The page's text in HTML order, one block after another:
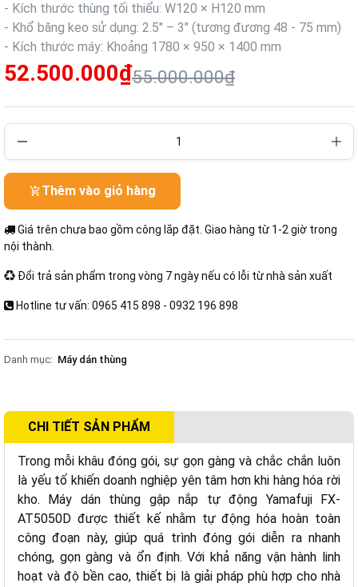
- Kích thước thùng tối thiểu: W120 × H120 mm
- Khổ băng keo sử dụng: 2.5″ – 3″ (tương đương 48 - 75 mm)
- Kích thước máy: Khoảng 1780 × 950 × 1400 mm
52.500.000₫55.000.000₫
Thêm vào giỏ hàng
Giá trên chưa bao gồm công lắp đặt. Giao hàng từ 1-2 giờ trong
nội thành.
Đổi trả sản phẩm trong vòng 7 ngày nếu có lỗi từ nhà sản xuất
Hotline tư vấn: 0965 415 898 - 0932 196 898
Danh mục: Máy dán thùng
CHI TIẾT SẢN PHẨM
Trong mỗi khâu đóng gói, sự gọn gàng và chắc chắn luôn
là yếu tố khiến doanh nghiệp yên tâm hơn khi hàng hóa rời
kho. Máy dán thùng gập nắp tự động Yamafuji FX-
AT5050D được thiết kế nhằm tự động hóa hoàn toàn
công đoạn này, giúp quá trình đóng gói diễn ra nhanh
chóng, gọn gàng và ổn định. Với khả năng vận hành linh
hoạt và độ bền cao, thiết bị là giải pháp phù hợp cho nhà